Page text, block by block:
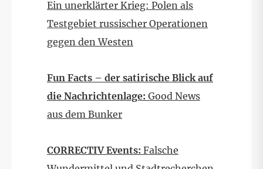
Ein unerklärter Krieg: Polen als
Testgebiet russischer Operationen
gegen den Westen
Fun Facts – der satirische Blick auf
die Nachrichtenlage: Good News
aus dem Bunker
CORRECTIV Events: Falsche